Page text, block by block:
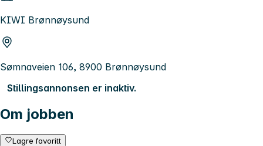
KIWI Brønnøysund
Sømnaveien 106, 8900 Brønnøysund
Stillingsannonsen er inaktiv.
Om jobben
Lagre favoritt